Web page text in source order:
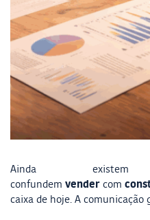
Ainda
confundemvendercom
caixa de hoje. A